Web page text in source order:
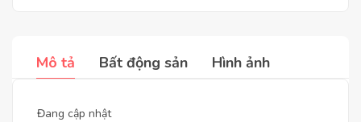
Mô tả Bất động sản Hình ảnh
Đang cập nhật